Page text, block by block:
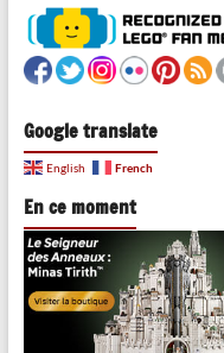
Google translate
English French
En ce moment